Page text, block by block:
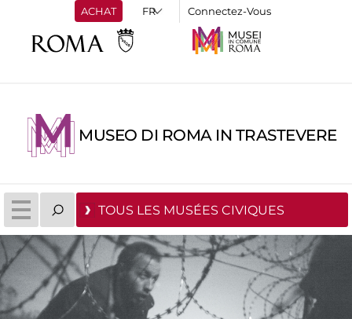
ACHAT Connectez-Vous
MUSEO DI ROMA IN TRASTEVERE
TOUS LES MUSÉES CIVIQUES